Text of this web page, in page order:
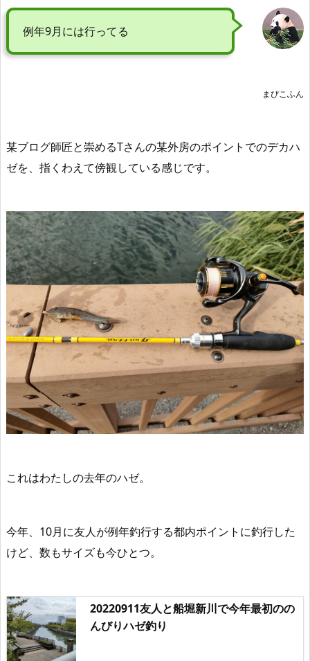
まぴこふん
例年9月には行ってる
某ブログ師匠と崇めるTさんの某外房のポイントでのデカハ
ゼを、指くわえて傍観している感じです。
これはわたしの去年のハゼ。
今年、10月に友人が例年釣行する都内ポイントに釣行した
けど、数もサイズも今ひとつ。
20220911友人と船堀新川で今年最初のの
んびりハゼ釣り